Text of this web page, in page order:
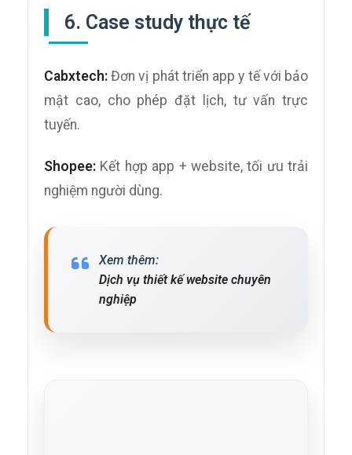
6. Case study thực tế
Cabxtech: Đơn vị phát triển app y tế với bảo
mật cao, cho phép đặt lịch, tư vấn trực
tuyến.
Shopee: Kết hợp app + website, tối ưu trải
nghiệm người dùng.
Xem thêm:
Dịch vụ thiết kế website chuyên
nghiệp